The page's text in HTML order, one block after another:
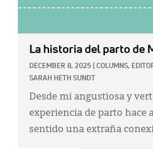
La historia del parto de
DECEMBER 8, 2025 COLUMNS,
SARAH HETH SUNDT
Desde mi angustiosa y
experiencia de parto hace
sentido una extraña